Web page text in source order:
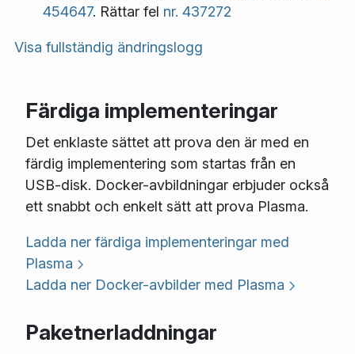
454647. Rättar fel nr. 437272
Visa fullständig ändringslogg
Färdiga implementeringar
Det enklaste sättet att prova den är med en
färdig implementering som startas från en
USB-disk. Docker-avbildningar erbjuder också
ett snabbt och enkelt sätt att prova Plasma.
Ladda ner färdiga implementeringar med
Plasma
Ladda ner Docker-avbilder med Plasma
Paketnerladdningar